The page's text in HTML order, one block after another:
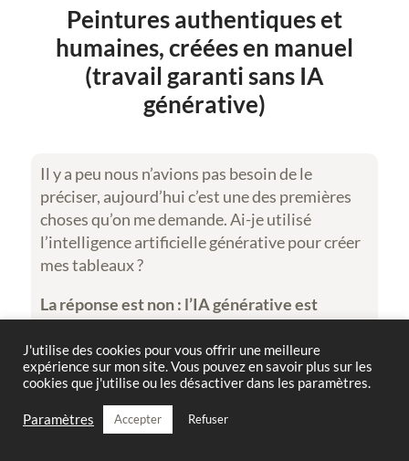
Peintures authentiques et
humaines, créées en manuel
(travail garanti sans IA
générative)
Il y a peu nous n’avions pas besoin de le
préciser, aujourd’hui c’est une des premières
choses qu’on me demande. Ai-je utilisé
l’intelligence artificielle générative pour créer
mes tableaux ?
La réponse est non : l’IA générative est
totalement exclue de mon processus créatif,
je refuse de l’utiliser afin de préserver ma
créativité et l’authenticité de mes œuvres. Je
trace chaque forme avec mes petite mains
humaines, puis je les colore une à une, et enfin
j’en aligne les sommets, toujours
J'utilise des cookies pour vous offrir une meilleure
expérience sur mon site. Vous pouvez en savoir plus sur les
cookies que j'utilise ou les désactiver dans les paramètres.
Paramètres Accepter Refuser